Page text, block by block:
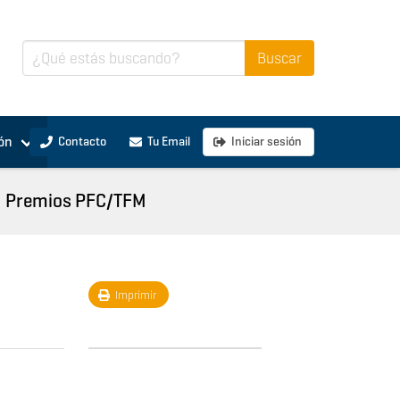
Contacto Tu Email Iniciar sesión
Premios PFC/TFM
Imprimir